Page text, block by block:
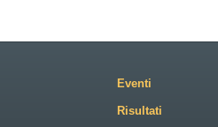
Eventi
Risultati